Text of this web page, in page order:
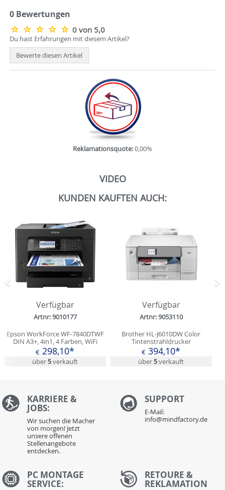
0 Bewertungen
0 von 5,0
Du hast Erfahrungen mit diesem Artikel?
Bewerte diesen Artikel
Reklamationsquote:0,00%
VIDEO
KUNDEN KAUFTEN AUCH:
Verfügbar
Artnr: 9010177
Epson WorkForce WF-7840DTWF
DIN A3+, 4in1, 4 Farben, WiFi
€ 298,10*
über5verkauft
Verfügbar
Artnr: 9053110
Brother HL-J6010DW Color
Tintenstrahldrucker
€ 394,10*
über5verkauft
Zurück
KARRIERE &
JOBS:
Wir suchen die Macher
von morgen! Jetzt
unsere offenen
Stellenangebote
entdecken.
SUPPORT
E-Mail:
info@mindfactory.de
PC MONTAGE
SERVICE:
RETOURE &
REKLAMATION